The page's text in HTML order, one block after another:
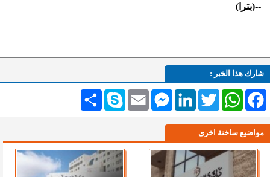
--(بترا)
شارك هذا الخبر :
انشر Skype Email
MessengerLinkedInTwitterWhatsAppFacebook
مواضيع ساخنة اخرى